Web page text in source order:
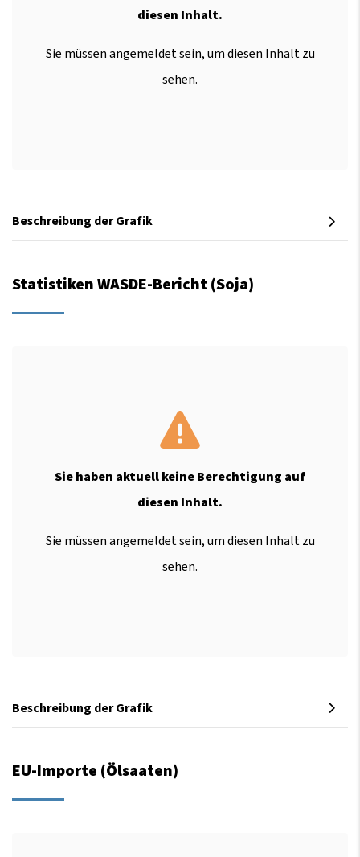
diesen Inhalt.
Sie müssen angemeldet sein, um diesen Inhalt zu
sehen.
Beschreibung der Grafik
Statistiken WASDE-Bericht (Soja)
Sie haben aktuell keine Berechtigung auf
diesen Inhalt.
Sie müssen angemeldet sein, um diesen Inhalt zu
sehen.
Beschreibung der Grafik
EU-Importe (Ölsaaten)